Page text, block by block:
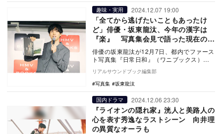
趣味・実用 2024.12.07 19:00
「全てから逃げたいこともあったけ
ど」俳優・坂東龍汰、今年の漢字は
『楽』 写真集会見で語った現在の心
境
俳優の坂東龍汰が12月7日、都内でファース
ト写真集『日常日和』（ワニブックス）の
発売記念イベントを開催。イベント前の囲
み取材で、…
リアルサウンドブック編集部
写真集
坂東龍汰
国内ドラマ 2024.12.06 23:30
『ライオンの隠れ家』洸人と美路人の
心を表す秀逸なラストシーン 向井理
の異質なオーラも